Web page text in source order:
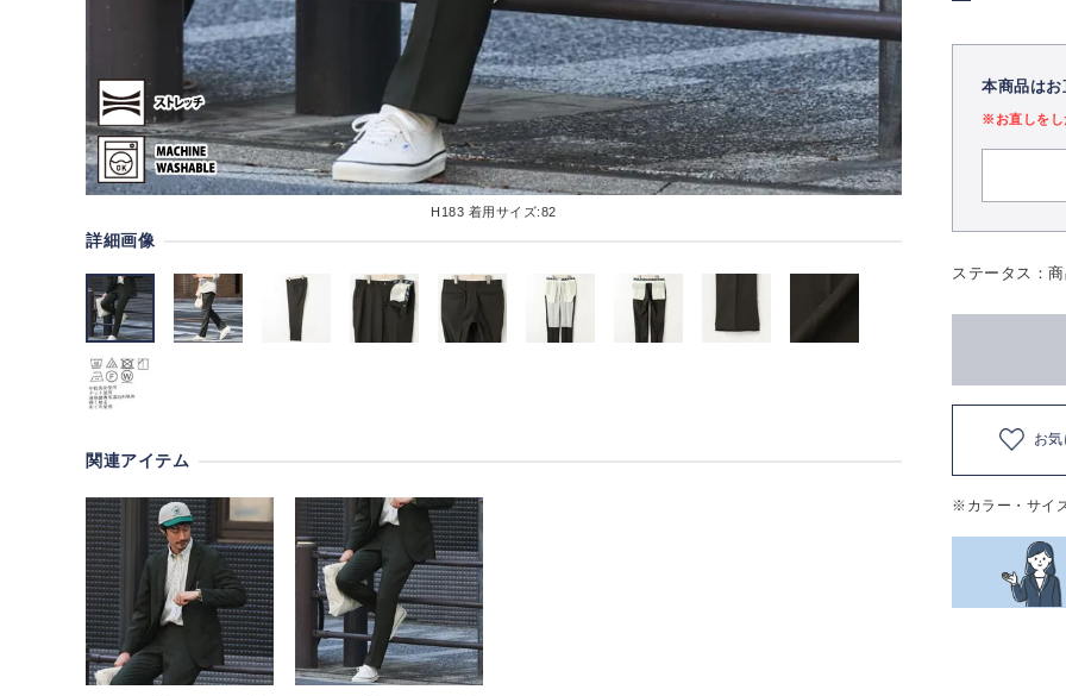
H183 着用サイズ:82
詳細画像
関連アイテム
本商品は
※お直しをし
ステータス：
お
※カラー・サイ